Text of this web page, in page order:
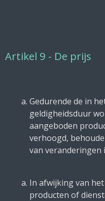
Artikel 9 - De prijs
Gedurende de in
geldigheidsduur
aangeboden
verhoogd,
van veranderingen
In afwijking van
producten of